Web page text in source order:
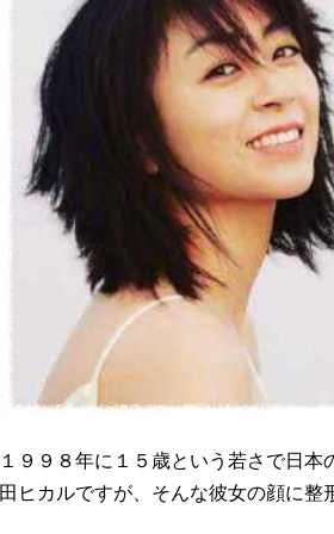
１９９８年に１５歳という若さで日
田ヒカルですが、そんな彼女の顔に